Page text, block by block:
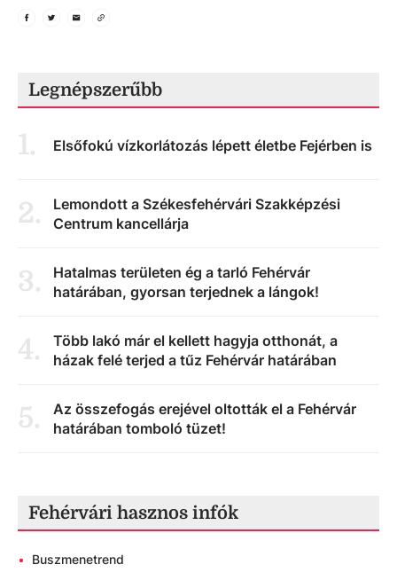
Legnépszerűbb
1. Elsőfokú vízkorlátozás lépett életbe Fejérben is
2.
Lemondott a Székesfehérvári Szakképzési
Centrum kancellárja
3.
Hatalmas területen ég a tarló Fehérvár
határában, gyorsan terjednek a lángok!
4.
Több lakó már el kellett hagyja otthonát, a
házak felé terjed a tűz Fehérvár határában
5.
Az összefogás erejével oltották el a Fehérvár
határában tomboló tüzet!
Fehérvári hasznos infók
• Buszmenetrend